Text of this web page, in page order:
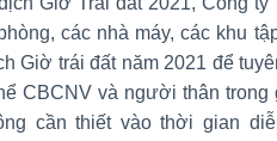
các nhà máy, các khu
Giờ trái đất năm 2021 để
CBCNV và người thân
cần thiết vào thời gian